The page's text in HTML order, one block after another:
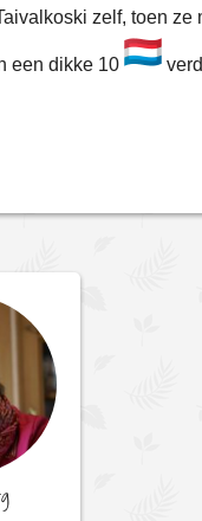
zelf, toen ze
een dikke 10